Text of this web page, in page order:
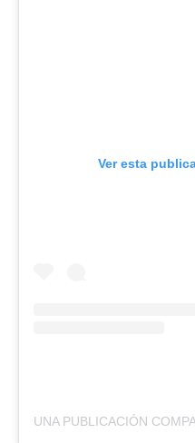
Ver esta